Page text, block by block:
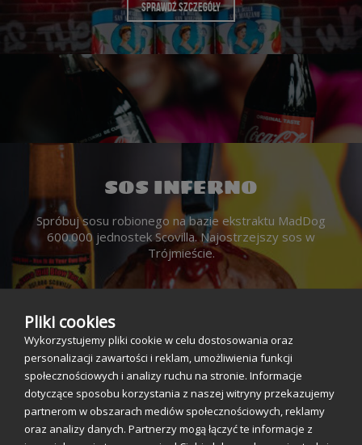
SPRAWDŹ SZCZEGÓŁY
SOS INFERNO
Spróbuj sosu robionego na bazie ekstraktu MadDog
600.000 jednostek Scovilla. Najostrzejszy sos w
Trójmieście.
CHICAGO
DEEP DISH!
Przy tej ilości sera
wymięka nawet Książulo!
Pliki cookies
Wykorzystujemy pliki cookie w celu dostosowania oraz
personalizacji zawartości i reklam, umożliwienia funkcji
społecznościowych i analizy ruchu na stronie. Informacje
dotyczące sposobu korzystania z naszej witryny przekazujemy
partnerom w obszarach mediów społecznościowych, reklamy
oraz analizy danych. Partnerzy mogą łączyć te informacje z